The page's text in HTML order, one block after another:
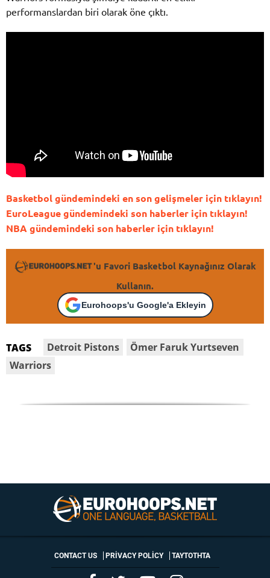
performanslardan biri olarak öne çıktı.
Basketbol gündemindeki en son gelişmeler için tıklayın!
EuroLeague gündemindeki son haberler için tıklayın!
NBA gündemindeki son haberler için tıklayın!
'u Favori Basketbol Kaynağınız Olarak
Kullanın.
Eurohoops'u Google'a Ekleyin
TAGS Detroit Pistons
Ömer Faruk Yurtseven
Warriors
CONTACT US PRIVACY POLICY ΤΑΥΤΟΤΗΤΑ